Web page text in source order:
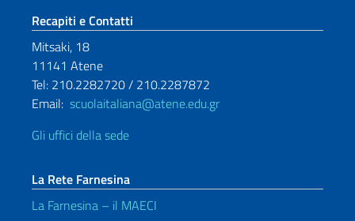
Sezione footer
Recapiti e Contatti
Mitsaki, 18
11141 Atene
Tel: 210.2282720 / 210.2287872
Email: scuolaitaliana@atene.edu.gr
Gli uffici della sede
La Rete Farnesina
La Farnesina – il MAECI